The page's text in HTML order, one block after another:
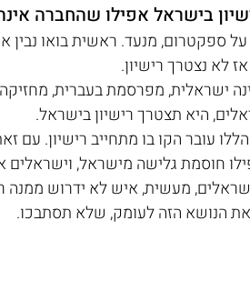
בישראל אפילו שהחברה
ספקטרום, מנעד. ראשית בואו
לא נצטרך רישיון.
ישראלית, מפרסמת בעברית,
היא תצטרך רישיון בישראל.
עובר הקו בו מתחייב רישיון.
חוסמת גלישה מישראל,
מעשית, איש לא ידרוש ממנה
הנושא הזה לעומק, שלא תסתבכו.